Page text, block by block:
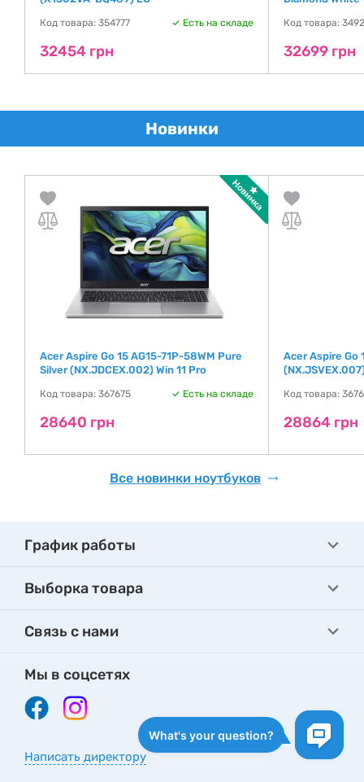
Код товара: 354777 Есть на складе
32454 грн
Код товара:
32699 грн
Новинки
Acer Aspire Go 15 AG15-71P-58WM Pure
Silver (NX.JDCEX.002) Win 11 Pro
Код товара: 367675 Есть на складе
28640 грн
Acer Aspire Go
Код товара:
28864 грн
Все новинки ноутбуков
График работы
Выборка товара
Связь с нами
Мы в соцсетях
Написать директору